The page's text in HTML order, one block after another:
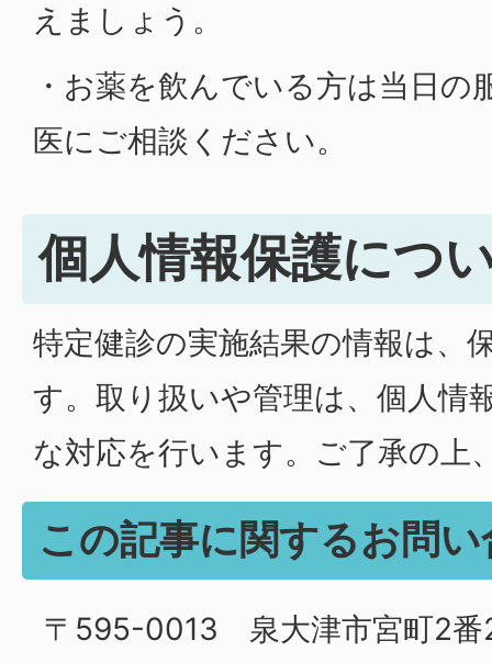
えましょう。
・お薬を飲んでいる方は当日の
医にご相談ください。
個人情報保護につ
特定健診の実施結果の情報は、
す。取り扱いや管理は、個人情
な対応を行います。ご了承の上
この記事に関するお問
〒595-0013 泉大津市宮町2